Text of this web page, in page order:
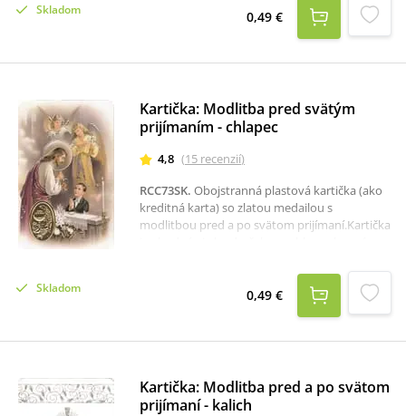
Skladom 0,49 €
Kartička: Modlitba pred svätým
prijímaním - chlapec
4,8 (15 recenzií)
RCC73SK. Obojstranná plastová kartička (ako
kreditná karta) so zlatou medailou s
modlitbou pred a po svätom prijímaní.Kartička
Skladom 0,49 €
Kartička: Modlitba pred a po svätom
prijímaní - kalich